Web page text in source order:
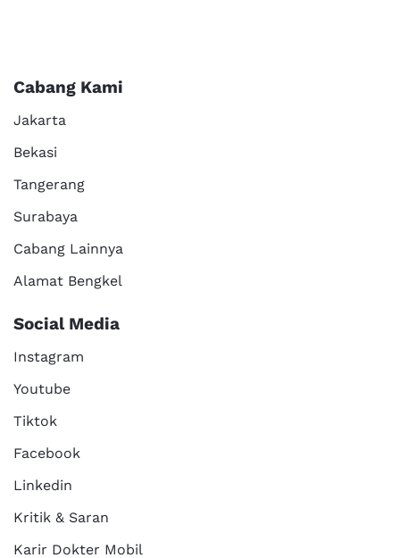
Cabang Kami
Jakarta
Bekasi
Tangerang
Surabaya
Cabang Lainnya
Alamat Bengkel
Social Media
Instagram
Youtube
Tiktok
Facebook
Linkedin
Kritik & Saran
Karir Dokter Mobil